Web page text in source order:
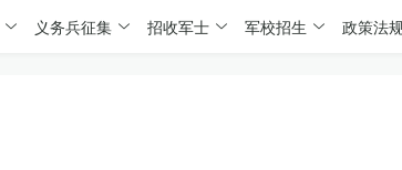
义务兵征集 招收军士 军校招生 政策法